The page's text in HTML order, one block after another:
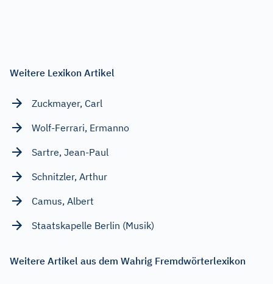
Weitere Lexikon Artikel
Zuckmayer, Carl
Wolf-Ferrari, Ermanno
Sartre, Jean-Paul
Schnitzler, Arthur
Camus, Albert
Staatskapelle Berlin (Musik)
Weitere Artikel aus dem Wahrig Fremdwörterlexikon